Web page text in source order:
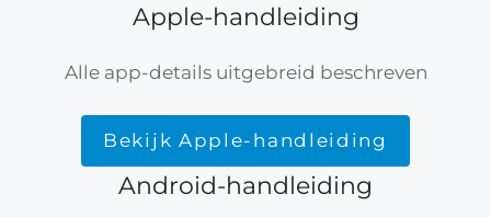
Apple-handleiding
Alle app-details uitgebreid beschreven
Bekijk Apple-handleiding
Android-handleiding